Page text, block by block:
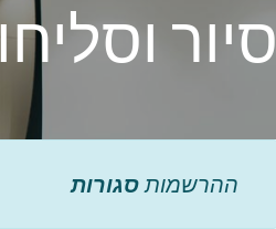
סיור
ההרשמות סגורות